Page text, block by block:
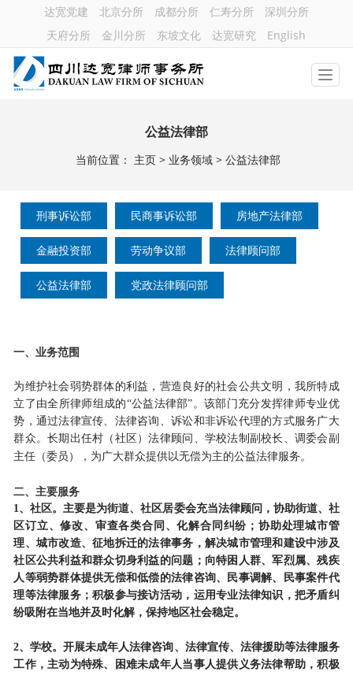
达宽党建 北京分所 成都分所 仁寿分所
深圳分所
天府分所
金川分所 东坡文化 达宽研究 English
公益法律部
当前位置： 主页> 业务领域> 公益法律部
刑事诉讼部 民商事诉讼部 房地产法律部
金融投资部 劳动争议部 法律顾问部
公益法律部 党政法律顾问部
一、业务范围
为维护社会弱势群体的利益，营造良好的社会公共文明，我所特成
立了由全所律师组成的“公益法律部”。该部门充分发挥律师专业优
势，通过法律宣传、法律咨询、诉讼和非诉讼代理的方式服务广大
群众。长期出任村（ 社区 ）法律顾问、学校法制副校长、调委会副
主任（委员 ），为广大群众提供以无偿为主的公益法律服务。
二、主要服务
1、社区。主要是为街道、社区居委会充当法律顾问，协助街道、社
区订立、修改、审查各类合同、化解合同纠纷；协助处理城市管
理、城市改造、征地拆迁的法律事务，解决城市管理和建设中涉及
社区公共利益和群众切身利益的问题；向特困人群、军烈属、残疾
人等弱势群体提供无偿和低偿的法律咨询、民事调解、民事案件代
理等法律服务；积极参与接访活动，运用专业法律知识，把矛盾纠
纷吸附在当地并及时化解，保持地区社会稳定。
2、学校。开展未成年人法律咨询、法律宣传、法律援助等法律服务
工作，主动为特殊、困难未成年人当事人提供义务法律帮助，积极